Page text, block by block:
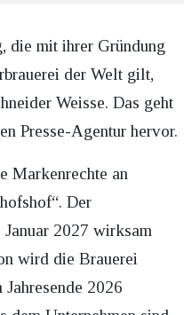
die mit ihrer Gründung
der Welt gilt,
Weisse. Das geht
Presse-Agentur hervor.
Markenrechte an
Der
2027 wirksam
wird die Brauerei
2026